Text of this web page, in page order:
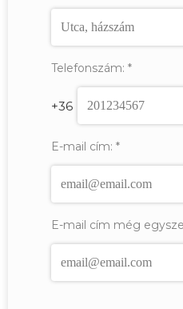
Telefonszám: *
+36
E-mail cím: *
E-mail cím még